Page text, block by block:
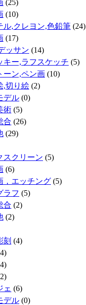
(25)
(10)
ル,クレヨン,色鉛筆 (24)
(17)
ッサン (14)
キー,ラフスケッチ (5)
ーン,ペン画 (10)
,切り絵 (2)
デル (0)
術 (5)
合 (26)
(29)
スクリーン (5)
(6)
，エッチング (5)
ラフ (5)
合 (2)
(2)
刻 (4)
ェ (6)
デル (0)